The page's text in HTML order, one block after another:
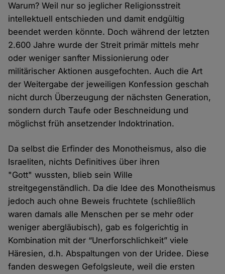
Warum? Weil nur so jeglicher Religionsstreit
intellektuell entschieden und damit endgültig
beendet werden könnte. Doch während der letzten
2.600 Jahre wurde der Streit primär mittels mehr
oder weniger sanfter Missionierung oder
militärischer Aktionen ausgefochten. Auch die Art
der Weitergabe der jeweiligen Konfession geschah
nicht durch Überzeugung der nächsten Generation,
sondern durch Taufe oder Beschneidung und
möglichst früh ansetzender Indoktrination.
Da selbst die Erfinder des Monotheismus, also die
Israeliten, nichts Definitives über ihren
"Gott" wussten, blieb sein Wille
streitgegenständlich. Da die Idee des Monotheismus
jedoch auch ohne Beweis fruchtete (schließlich
waren damals alle Menschen per se mehr oder
weniger abergläubisch), gab es folgerichtig in
Kombination mit der “Unerforschlichkeit” viele
Häresien, d.h. Abspaltungen von der Uridee. Diese
fanden deswegen Gefolgsleute, weil die ersten